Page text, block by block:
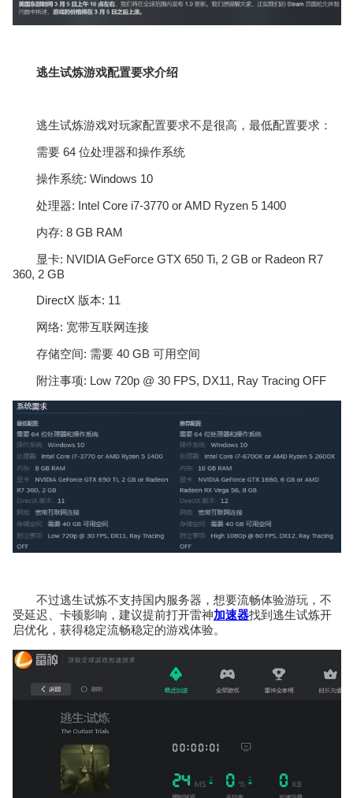
逃生试炼游戏配置要求介绍
逃生试炼游戏对玩家配置要求不是很高，最低配置要求：
需要 64 位处理器和操作系统
操作系统: Windows 10
处理器: Intel Core i7-3770 or AMD Ryzen 5 1400
内存: 8 GB RAM
显卡: NVIDIA GeForce GTX 650 Ti, 2 GB or Radeon R7
360, 2 GB
DirectX 版本: 11
网络: 宽带互联网连接
存储空间: 需要 40 GB 可用空间
附注事项: Low 720p @ 30 FPS, DX11, Ray Tracing OFF
不过逃生试炼不支持国内服务器，想要流畅体验游玩，不
受延迟、卡顿影响，建议提前打开雷神加速器找到逃生试炼开
启优化，获得稳定流畅稳定的游戏体验。